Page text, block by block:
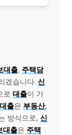
대출, 주택담
겠습니다. 신
로 대출이 가
출은 부동산,
방식으로, 신
대출은 주택